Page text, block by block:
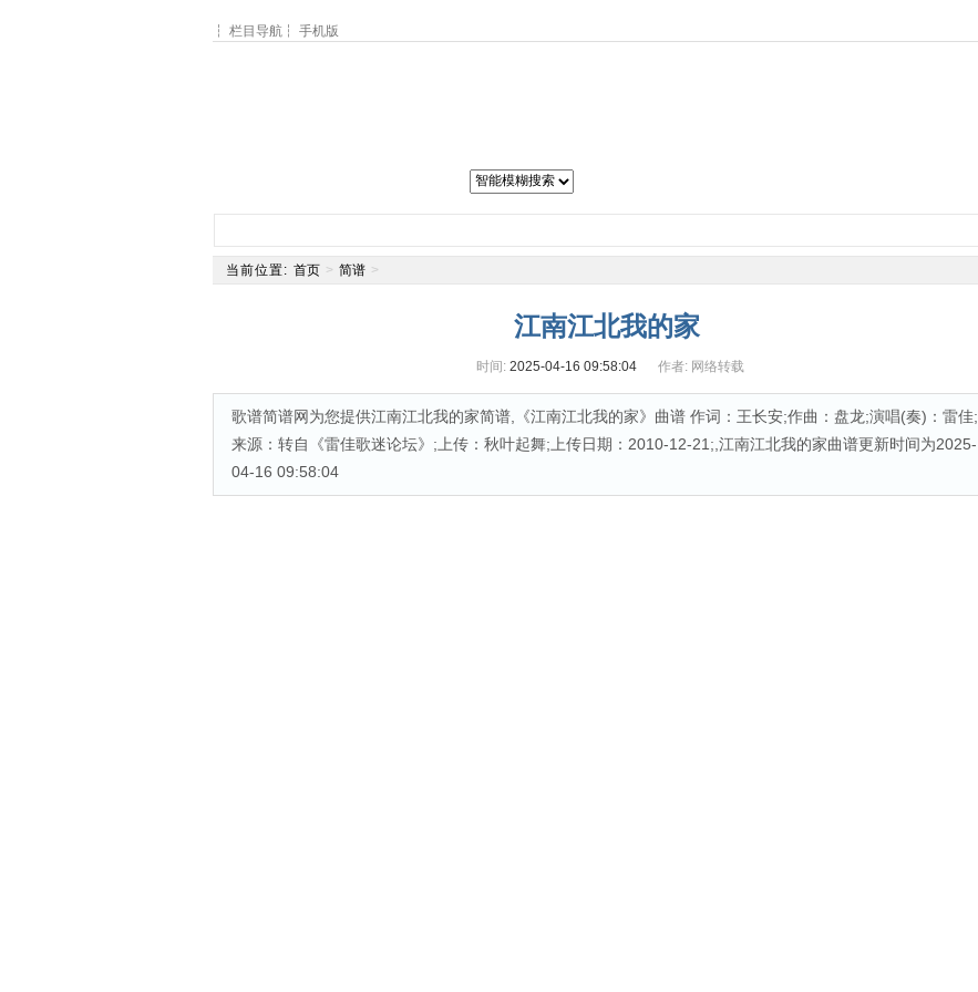
┆ 栏目导航 ┆ 手机版
当前位置: 首页 > 简谱 >
江南江北我的家
时间: 2025-04-16 09:58:04 作者: 网络转载
歌谱简谱网为您提供江南江北我的家简谱,《江南江北我的家》曲谱 作词：王长安;作曲：盘龙;演唱(奏)：雷佳;
来源：转自《雷佳歌迷论坛》;上传：秋叶起舞;上传日期：2010-12-21;,江南江北我的家曲谱更新时间为2025-
04-16 09:58:04